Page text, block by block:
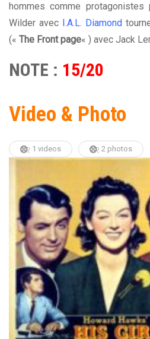
hommes comme
Wilder avec I.A.L. Diamond
(« The Front page« ) avec Jack
NOTE : 15/20
Video & Photo
1 videos 2 photos